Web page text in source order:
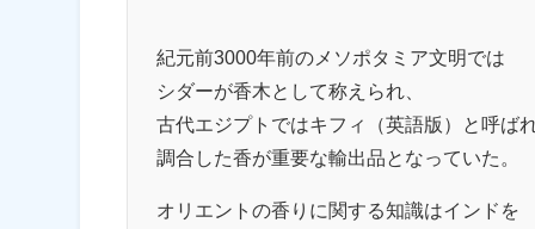
紀元前3000年前のメソポタミア文明では
シダーが香木として称えられ、
古代エジプトではキフィ（英語版）と呼ば
調合した香が重要な輸出品となっていた。
オリエントの香りに関する知識はインドを